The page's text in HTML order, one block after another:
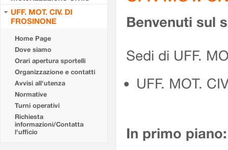
UFF. MOT. CIV. DI
FROSINONE
Home Page
Dove siamo
Orari apertura sportelli
Organizzazione e contatti
Avvisi all'utenza
Normative
Turni operativi
Richiesta
informazioni/Contatta
l'ufficio
Benvenuti sul
Sedi di UFF.
UFF. MOT.
In primo piano: